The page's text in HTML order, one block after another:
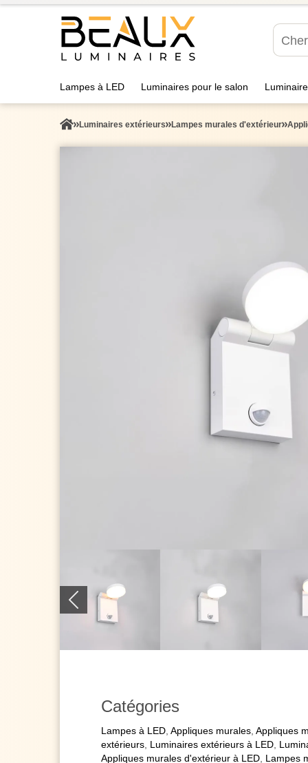
Lampes à LED Luminaires pour le salon
Luminaires extérieurs Lampes murales d'extérieur
Catégories
Lampes à LED, Appliques murales, Appliques
extérieurs, Luminaires extérieurs à LED,
Appliques murales d'extérieur à LED, Lampes